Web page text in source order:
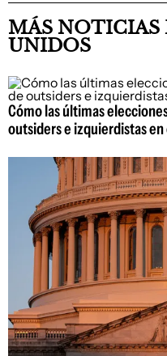
MÁS NOTICIAS
UNIDOS
Cómo las últimas
outsiders e izquierdistas